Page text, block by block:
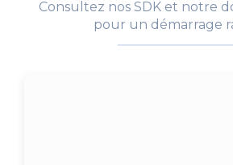
Consultez nos SDK et notre
pour un démarrage